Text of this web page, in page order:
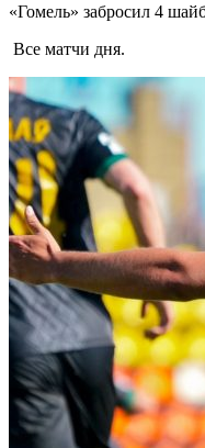
«Гомель» забросил 4
Все матчи дня.